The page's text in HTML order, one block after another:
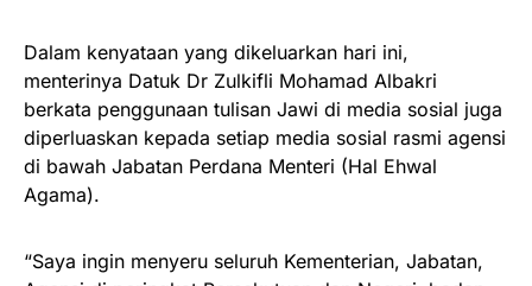
Dalam kenyataan yang dikeluarkan hari ini,
menterinya Datuk Dr Zulkifli Mohamad Albakri
berkata penggunaan tulisan Jawi di media sosial juga
diperluaskan kepada setiap media sosial rasmi agensi
di bawah Jabatan Perdana Menteri (Hal Ehwal
Agama).
“Saya ingin menyeru seluruh Kementerian, Jabatan,